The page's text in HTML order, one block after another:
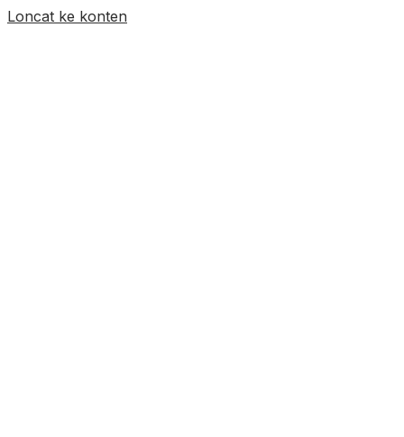
Loncat ke konten